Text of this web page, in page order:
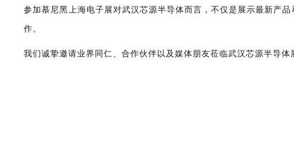
参加慕尼黑上海电子展对武汉芯源半导体而言，不仅是展示最新产
作。
我们诚挚邀请业界同仁、合作伙伴以及媒体朋友莅临武汉芯源半导体